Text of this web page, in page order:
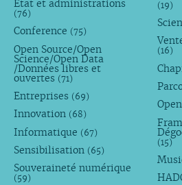
État et administrations
(76)
Conference (75)
Open Source/Open
Science/Open Data
/Données libres et
ouvertes (71)
Entreprises (69)
Innovation (68)
Informatique (67)
Sensibilisation (65)
Souveraineté numérique
(59)
(19)
(16)
(15)